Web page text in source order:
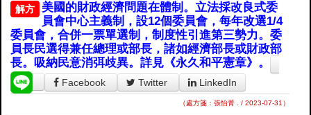
解方
美國的財政經濟問題在體制。立法採改良式委
員會中心主義制，設12個委員會，每年改選1/4
委員會，合併一票單選制，制度性引進第三勢力。委
員長民選得兼任總理或部長，諸如經濟部長或財政部
長。吸納民意消弭歧異。詳見《永久和平憲章》。
Facebook Twitter LinkedIn
（處方箋：張怡菁 . / 2023-07-31）